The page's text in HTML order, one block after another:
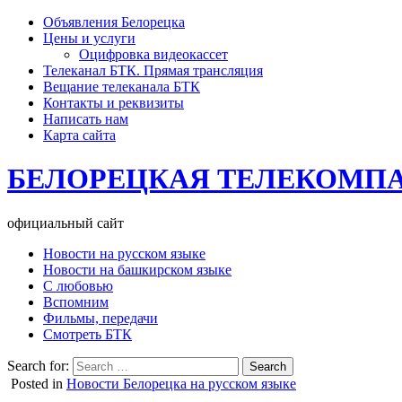
Объявления Белорецка
Цены и услуги
Оцифровка видеокассет
Телеканал БТК. Прямая трансляция
Вещание телеканала БТК
Контакты и реквизиты
Написать нам
Карта сайта
БЕЛОРЕЦКАЯ
официальный сайт
Новости на русском языке
Новости на башкирском языке
С любовью
Вспомним
Фильмы, передачи
Смотреть БТК
Search for:
Posted in Новости Белорецка на русском языке